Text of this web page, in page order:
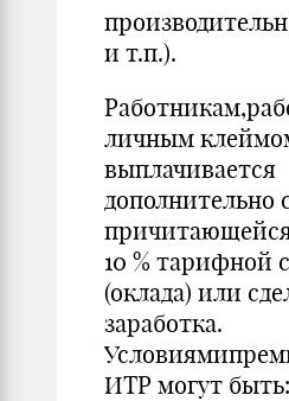
и т.п.).
личным
выплачивается
дополнительно
10 % тарифной
(оклада) или
заработка.
ИТР могут быть: